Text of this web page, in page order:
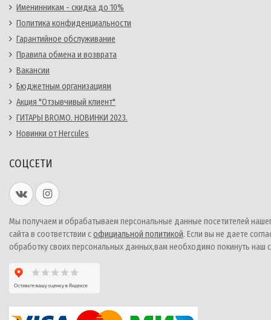
Именинникам - скидка до 10%
Политика конфиденциальности
Гарантийное обслуживание
Правила обмена и возврата
Вакансии
Бюджетным организациям
Акция "Отзывчивый клиент"
ГИТАРЫ BROMO. НОВИНКИ 2023.
Новинки от Hercules
СОЦСЕТИ
Мы получаем и обрабатываем персональные данные посетителей
сайта в соответствии софициальной политикой. Если вы не даете
обработку своих персональных данных,вам необходимо покинуть наш